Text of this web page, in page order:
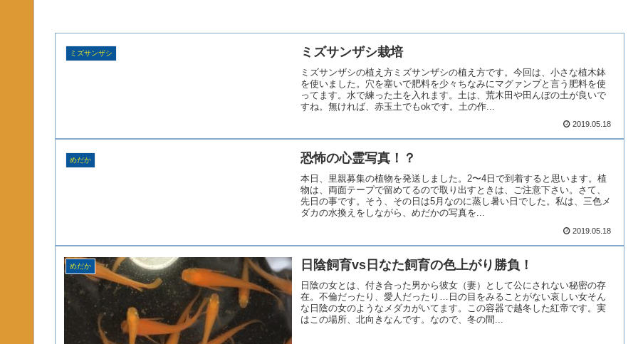
ミズサンザシ ミズサンザシ栽培
ミズサンザシの植え方ミズサンザシの植え方です。今回は、小さな植木鉢
を使いました。穴を塞いで肥料を少々ちなみにマグァンプと言う肥料を使
ってます。水で練った土を入れます。土は、荒木田や田んぼの土が良いで
すね。無ければ、赤玉土でもokです。土の作...
2019.05.18
めだか 恐怖の心霊写真！？
本日、里親募集の植物を発送しました。2〜4日で到着すると思います。植
物は、両面テープで留めてるので取り出すときは、ご注意下さい。さて、
先日の事です。そう、その日は5月なのに蒸し暑い日でした。私は、三色メ
ダカの水換えをしながら、めだかの写真を...
2019.05.18
めだか 日陰飼育vs日なた飼育の色上がり勝負！
日陰の女とは、付き合った男から彼女（妻）として公にされない秘密の存
在。不倫だったり、愛人だったり…日の目をみることがない哀しい女そん
な日陰の女のようなメダカがいてます。この容器で越冬した紅帝です。実
はこの場所、北向きなんです。なので、冬の間...